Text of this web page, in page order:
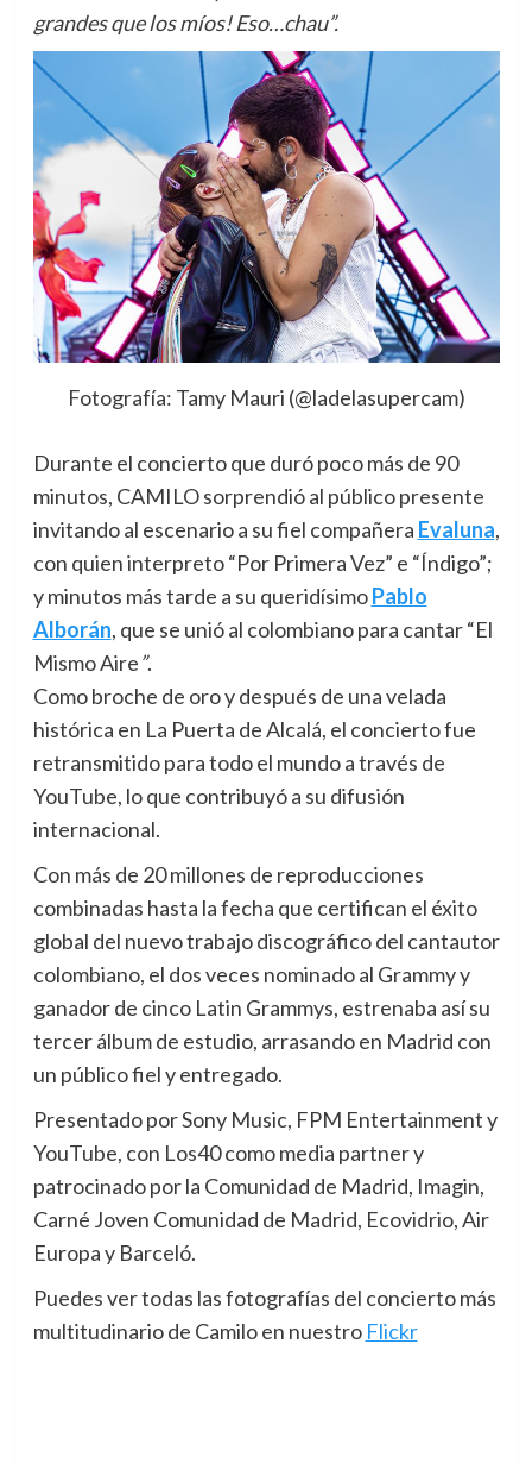
grandes que los míos! Eso…chau”.
Fotografía: Tamy Mauri (@ladelasupercam)
Durante el concierto que duró poco más de 90
minutos, CAMILOsorprendió al público presente
invitando al escenario a su fiel compañera Evaluna,
con quien interpreto “Por Primera Vez” e “Índigo”;
y minutos más tarde a su queridísimoPablo
Alborán, que se unió al colombiano para cantar “El
Mismo Aire”.
Como broche de oro y después de una velada
histórica en La Puerta de Alcalá, el concierto fue
retransmitido para todo el mundo a través de
YouTube, lo que contribuyó a su difusión
internacional.
Con más de 20 millones de reproducciones
combinadas hasta la fecha que certifican el éxito
global del nuevo trabajo discográfico del cantautor
colombiano, el dos veces nominado al Grammy y
ganador de cinco Latin Grammys, estrenaba así su
tercer álbum de estudio, arrasando en Madrid con
un público fiel y entregado.
Presentado por Sony Music, FPM Entertainment y
YouTube, con Los40 como media partner y
patrocinado por la Comunidad de Madrid, Imagin,
Carné Joven Comunidad de Madrid, Ecovidrio, Air
Europa y Barceló.
Puedes ver todas las fotografías del concierto más
multitudinario de Camilo en nuestro Flickr